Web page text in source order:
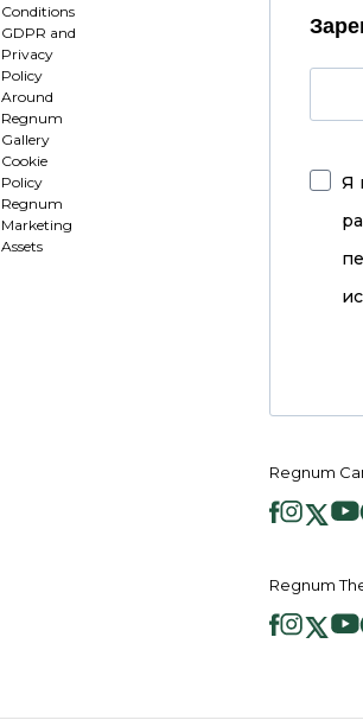
Conditions
GDPR and
Privacy
Policy
Around
Regnum
Gallery
Cookie
Policy
Regnum
Marketing
Assets
Я
Regnum
Regnum